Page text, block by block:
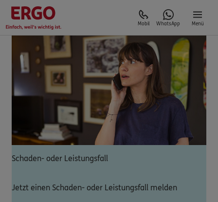
Mobil WhatsApp Menü
Schaden- oder Leistungsfall
Jetzt einen Schaden- oder Leistungsfall melden